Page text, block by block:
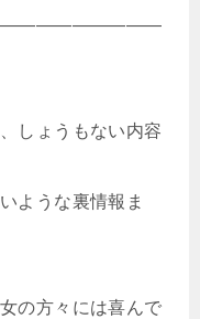
しょうもない内容
ような裏情報ま
の方々には喜んで